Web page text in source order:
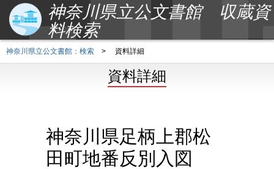
神奈川県立公文書館 収蔵資
料検索
神奈川県立公文書館：検索 > 資料詳細
資料詳細
神奈川県足柄上郡松
田町地番反別入図